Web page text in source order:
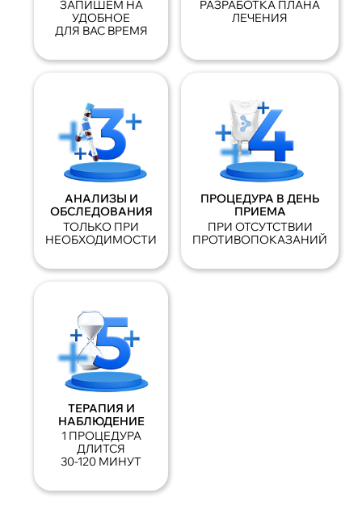
ЗАПИШЕМ НА
УДОБНОЕ
ДЛЯ ВАС ВРЕМЯ
РАЗРАБОТКА ПЛАНА
ЛЕЧЕНИЯ
АНАЛИЗЫ И
ОБСЛЕДОВАНИЯ
ТОЛЬКО ПРИ
НЕОБХОДИМОСТИ
ПРОЦЕДУРА В ДЕНЬ
ПРИЕМА
ПРИ ОТСУТСТВИИ
ПРОТИВОПОКАЗАНИЙ
ТЕРАПИЯ И
НАБЛЮДЕНИЕ
1 ПРОЦЕДУРА
ДЛИТСЯ
30-120 МИНУТ